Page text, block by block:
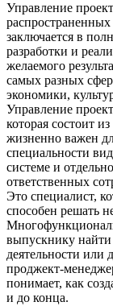
Управление
заключается в
разработки и
желаемого
самых разных
экономики,
Управление
которая состоит
жизненно важен
специальности
системе и
ответственных
Это специалист,
способен решать
выпускнику найти
деятельности или
проджект-
понимает, как
и до конца.